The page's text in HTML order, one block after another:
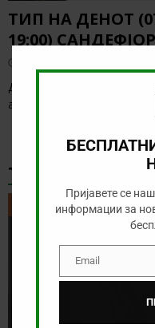
ТИП НА ДЕНОТ
19:00)
Денес нема солидна
анализираме дуелот од
ТИКЕТ НА
ТИКЕТ НА ДЕНОТ
Пријавете се
информации за
EmailEmail